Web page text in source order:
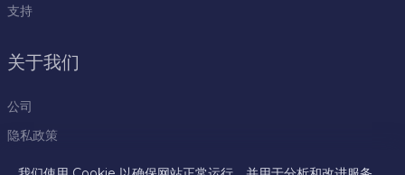
支持
关于我们
公司
隐私政策
规则